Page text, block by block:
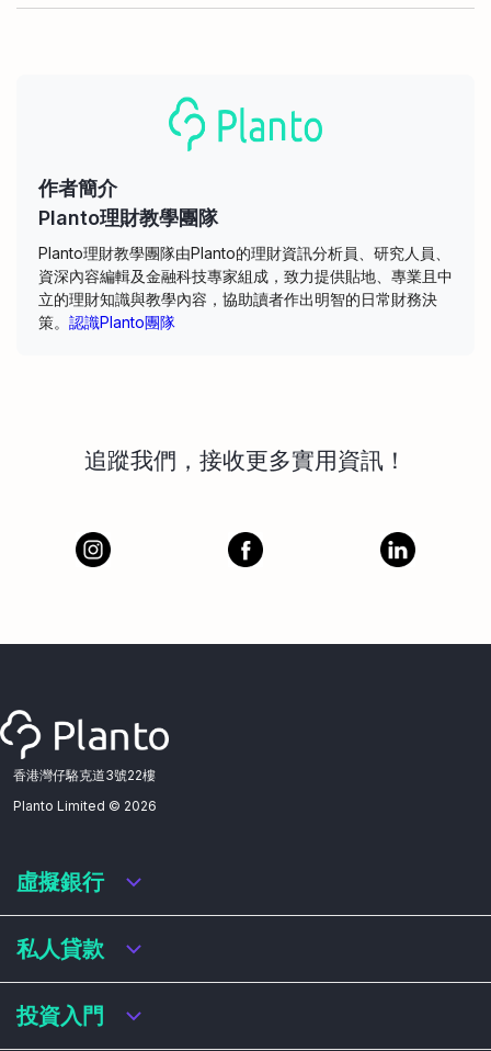
作者簡介
Planto理財教學團隊
Planto理財教學團隊由Planto的理財資訊分析員、研究人員、
資深內容編輯及金融科技專家組成，致力提供貼地、專業且中
立的理財知識與教學內容，協助讀者作出明智的日常財務決
策。 認識Planto團隊
追蹤我們，接收更多實用資訊！
香港灣仔駱克道3號22樓
Planto Limited © 2026
虛擬銀行
虛擬銀行迎新優惠
虛擬銀行存款利率比較
虛擬銀行銀扣賬卡 / 信用卡
虛擬銀行貸款
私人貸款
私人貸款年利率比較
網上即批貸款
投資入門